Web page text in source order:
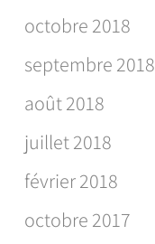
octobre 2018
septembre 2018
août 2018
juillet 2018
février 2018
octobre 2017